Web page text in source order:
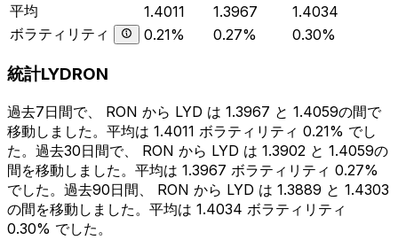
平均
1.4011 1.3967
1.4034
ボラティリティ
0.21% 0.27% 0.30%
統計LYDRON
過去7日間で、 RON から LYD は 1.3967 と 1.4059の間で
移動しました。平均は 1.4011 ボラティリティ 0.21% でし
た。過去30日間で、 RON から LYD は 1.3902 と 1.4059の
間を移動しました。平均は 1.3967 ボラティリティ 0.27%
でした。過去90日間、 RON から LYD は 1.3889 と 1.4303
の間を移動しました。平均は 1.4034 ボラティリティ
0.30% でした。